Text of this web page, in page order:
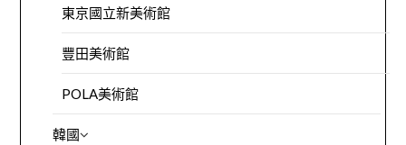
東京國立新美術館
豐田美術館
POLA美術館
韓國